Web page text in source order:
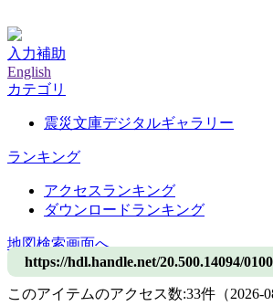
入力補助
English
カテゴリ
震災文庫デジタルギャラリー
ランキング
アクセスランキング
ダウンロードランキング
地図検索画面へ
https://hdl.handle.net/20.500.14094/
このアイテムのアクセス数:33件 （2026-